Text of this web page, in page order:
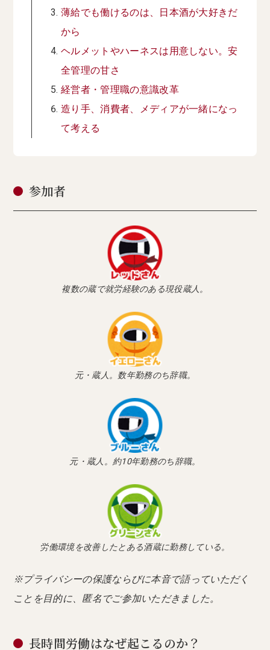
薄給でも働けるのは、日本酒が大好きだ
から
ヘルメットやハーネスは用意しない。安
全管理の甘さ
経営者・管理職の意識改革
造り手、消費者、メディアが一緒になっ
て考える
参加者
複数の蔵で就労経験のある現役蔵人。
元・蔵人。数年勤務のち辞職。
元・蔵人。約10年勤務のち辞職。
労働環境を改善したとある酒蔵に勤務している。
※プライバシーの保護ならびに本音で語っていただく
ことを目的に、匿名でご参加いただきました。
長時間労働はなぜ起こるのか？